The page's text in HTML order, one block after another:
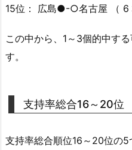
15位： 広島●-○名古屋 （ 6
この中から、1～3個的中す
す。
支持率総合16～20位
支持率総合順位16～20位の